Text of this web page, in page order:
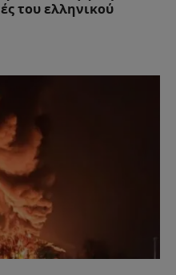
του ελληνικού